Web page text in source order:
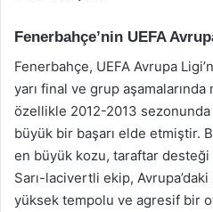
Fenerbahçe’nin UEFA
Fenerbahçe, UEFA Avrupa
yarı final ve grup
özellikle 2012-2013
büyük bir başarı elde etmiştir.
en büyük kozu, taraftar desteği
Sarı-lacivertli ekip,
yüksek tempolu ve agresif bir